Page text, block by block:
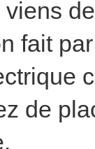
fait
de